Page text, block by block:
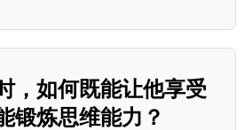
，如何既能让他享受
锻炼思维能力？